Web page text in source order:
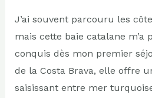
J’ai souvent parcouru les
mais cette baie catalane
conquis dès mon premier
de la Costa Brava, elle offre
saisissant entre mer